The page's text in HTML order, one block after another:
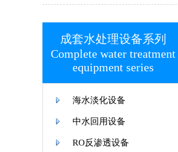
成套水处理设备系列
Complete water treatment
equipment series
海水淡化设备
中水回用设备
RO反渗透设备